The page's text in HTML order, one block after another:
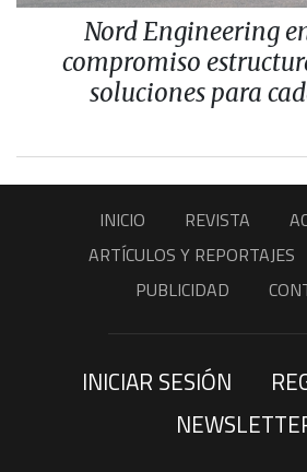
Nord Engineering
compromiso
soluciones para
INICIO REVISTA
ARTÍCULOS Y REPORTAJES
PUBLICIDAD
INICIAR SESIÓN